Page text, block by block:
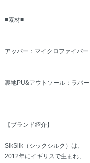
■素材■
アッパー：マイクロファイバー
裏地PU&アウトソール：ラバー
【ブランド紹介】
SikSilk（シックシルク）は、
2012年にイギリスで生まれ、